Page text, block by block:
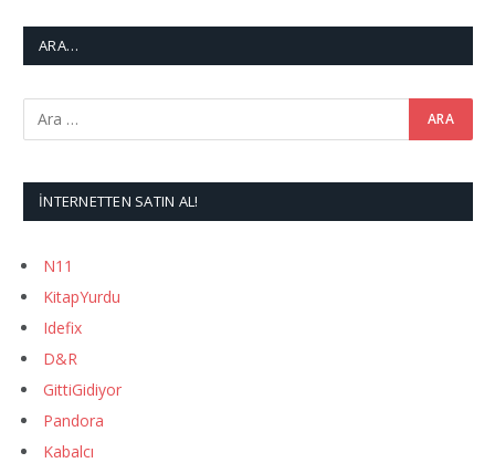
ARA…
İNTERNETTEN SATIN AL!
N11
KitapYurdu
Idefix
D&R
GittiGidiyor
Pandora
Kabalcı